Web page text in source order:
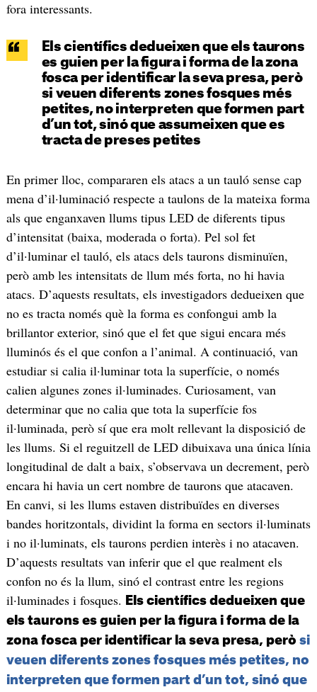
fora interessants.
Els científics dedueixen que els taurons
es guien per la figura i forma de la zona
fosca per identificar la seva presa, però
si veuen diferents zones fosques més
petites, no interpreten que formen part
d’un tot, sinó que assumeixen que es
tracta de preses petites
En primer lloc, compararen els atacs a un tauló sense cap
mena d’il·luminació respecte a taulons de la mateixa forma
als que enganxaven llums tipus LED de diferents tipus
d’intensitat (baixa, moderada o forta). Pel sol fet
d’il·luminar el tauló, els atacs dels taurons disminuïen,
però amb les intensitats de llum més forta, no hi havia
atacs. D’aquests resultats, els investigadors dedueixen que
no es tracta només què la forma es confongui amb la
brillantor exterior, sinó que el fet que sigui encara més
lluminós és el que confon a l’animal. A continuació, van
estudiar si calia il·luminar tota la superfície, o només
calien algunes zones il·luminades. Curiosament, van
determinar que no calia que tota la superfície fos
il·luminada, però sí que era molt rellevant la disposició de
les llums. Si el reguitzell de LED dibuixava una única línia
longitudinal de dalt a baix, s’observava un decrement, però
encara hi havia un cert nombre de taurons que atacaven.
En canvi, si les llums estaven distribuïdes en diverses
bandes horitzontals, dividint la forma en sectors il·luminats
i no il·luminats, els taurons perdien interès i no atacaven.
D’aquests resultats van inferir que el que realment els
confon no és la llum, sinó el contrast entre les regions
il·luminades i fosques.
Els científics dedueixen que
els taurons es guien per la figura i forma de la
zona fosca per identificar la seva presa, però si
veuen diferents zones fosques més petites, no
interpreten que formen part d’un tot, sinó que